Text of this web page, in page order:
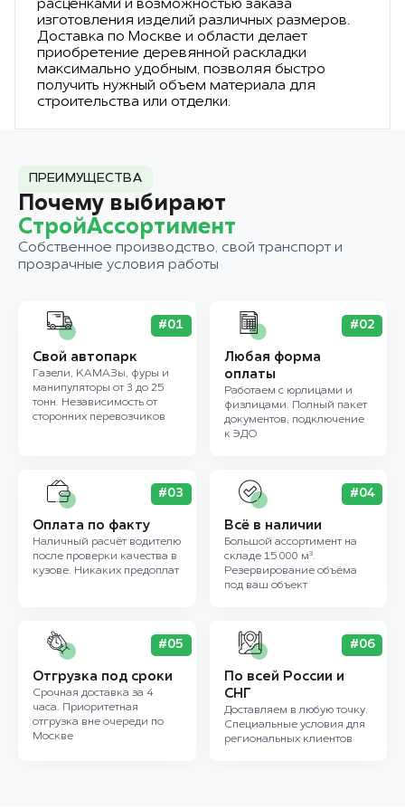
расценками и возможностью заказа
изготовления изделий различных размеров.
Доставка по Москве и области делает
приобретение деревянной раскладки
максимально удобным, позволяя быстро
получить нужный объем материала для
строительства или отделки.
ПРЕИМУЩЕСТВА
Почему выбирают
СтройАссортимент
Собственное производство, свой транспорт и
прозрачные условия работы
#01
Свой автопарк
Газели, КАМАЗы, фуры и
манипуляторы от 3 до 25
тонн. Независимость от
сторонних перевозчиков
#02
Любая форма
оплаты
Работаем с юрлицами и
физлицами. Полный пакет
документов, подключение
к ЭДО
#03
Оплата по факту
Наличный расчёт водителю
после проверки качества в
кузове. Никаких предоплат
#04
Всё в наличии
Большой ассортимент на
складе 15 000 м³.
Резервирование объёма
под ваш объект
#05
Отгрузка под сроки
Срочная доставка за 4
часа. Приоритетная
отгрузка вне очереди по
Москве
#06
По всей России и
СНГ
Доставляем в любую точку.
Специальные условия для
региональных клиентов